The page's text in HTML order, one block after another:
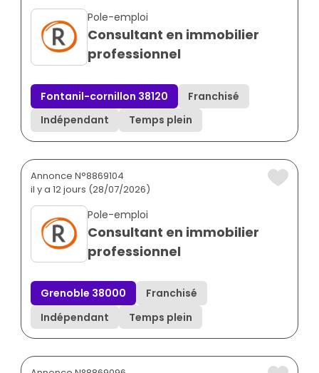
Pole-emploi
Consultant en immobilier
professionnel
Fontanil-cornillon 38120
Franchisé
Indépendant
Temps plein
Annonce N°8869104
il y a 12 jours (28/07/2026)
Pole-emploi
Consultant en immobilier
professionnel
Grenoble 38000
Franchisé
Indépendant
Temps plein